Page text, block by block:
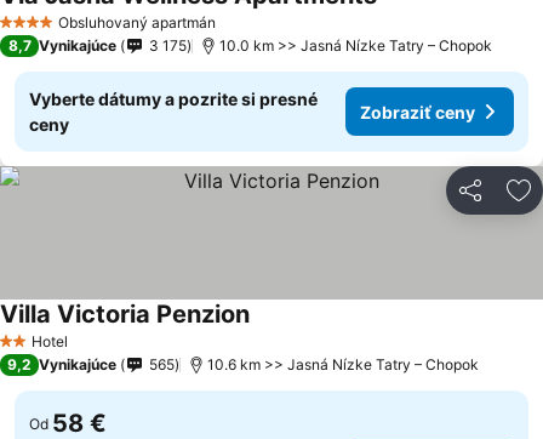
4 Počet hviezdičiek
Obsluhovaný apartmán
8,7 Vynikajúce 3 175 10.0 km >> Jasná Nízke Tatry – Chopok
Vyberte dátumy a pozrite si presné
ceny
Zobraziť ceny
Zdieľať
2 Počet hviezdičiek
Hotel
Villa Victoria Penzion
9,2 Vynikajúce 565 10.6 km >> Jasná Nízke Tatry – Chopok
Od 58 €